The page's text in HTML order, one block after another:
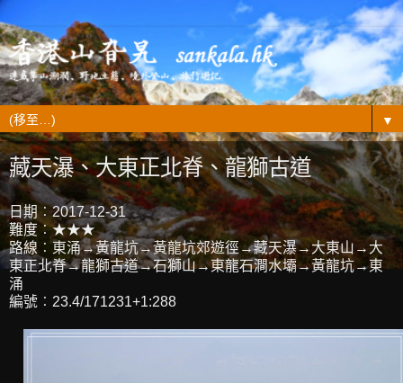
▼
藏天瀑、大東正北脊、龍獅古道
日期︰2017-12-31
難度︰★★★
路線︰東涌→黃龍坑→黃龍坑郊遊徑→藏天瀑→大東山→大
東正北脊→龍獅古道→石獅山→東龍石澗水壩→黃龍坑→東
涌
編號︰23.4/171231+1:288